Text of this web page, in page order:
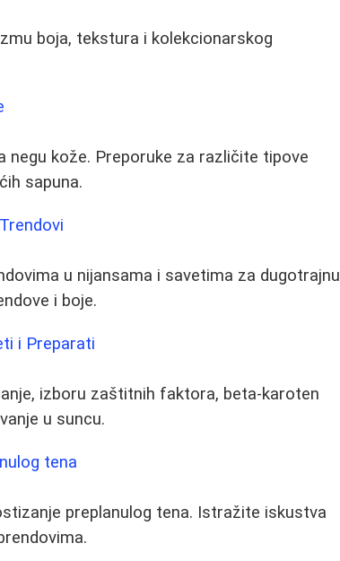
boja, tekstura i kolekcionarskog
kože. Preporuke za različite tipove
sapuna.
u nijansama i savetima za dugotrajnu
i boje.
i Preparati
izboru zaštitnih faktora, beta-karoten
u suncu.
tena
preplanulog tena. Istražite iskustva